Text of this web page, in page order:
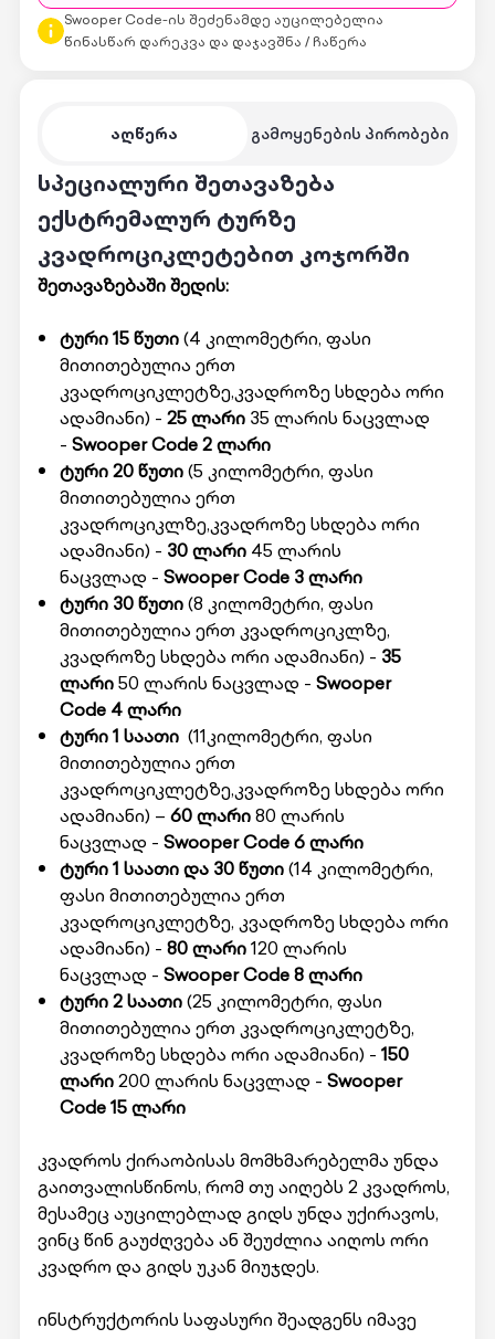
აღწერა გამოყენების პირობები
სპეციალური შეთავაზება
ექსტრემალურ ტურზე
კვადროციკლეტებით კოჯორში
შეთავაზებაში შედის:
ტური 15წუთი(4 კილომეტრი, ფასი
მითითებულია ერთ
კვადროციკლეტზე,კვადროზე სხდება ორი
ადამიანი) - 25 ლარი35 ლარის ნაცვლად
- Swooper Code 2 ლარი
ტური 20წუთი(5 კილომეტრი, ფასი
მითითებულია ერთ
კვადროციკლზე,კვადროზე სხდება ორი
ადამიანი) - 30 ლარი45 ლარის
ნაცვლად - Swooper Code 3 ლარი
ტური 30 წუთი(8 კილომეტრი, ფასი
მითითებულია ერთ კვადროციკლზე,
კვადროზე სხდება ორი ადამიანი) - 35
ლარი50 ლარის ნაცვლად - Swooper
Code 4 ლარი
ტური 1 საათი(11კილომეტრი, ფასი
მითითებულია ერთ
კვადროციკლეტზე,კვადროზე სხდება ორი
ადამიანი) – 60 ლარი80 ლარის
ნაცვლად - Swooper Code 6 ლარი
ტური 1 საათი და 30 წუთი(14 კილომეტრი,
ფასი მითითებულია ერთ
კვადროციკლეტზე, კვადროზე სხდება ორი
ადამიანი) - 80 ლარი120 ლარის
ნაცვლად - Swooper Code 8 ლარი
ტური 2 საათი(25 კილომეტრი, ფასი
მითითებულია ერთ კვადროციკლეტზე,
კვადროზე სხდება ორი ადამიანი) - 150
ლარი200 ლარის ნაცვლად - Swooper
Code15 ლარი
კვადროს ქირაობისას მომხმარებელმა უნდა
გაითვალისწინოს, რომ თუ აიღებს 2 კვადროს,
მესამეც აუცილებლად გიდს უნდა უქირავოს,
ვინც წინ გაუძღვება ან შეუძლია აიღოს ორი
კვადრო და გიდს უკან მიუჯდეს.
ინსტრუქტორის საფასური შეადგენს იმავე
Swooper Code-ის შეძენამდე აუცილებელია
წინასწარ დარეკვა და დაჯავშნა / ჩაწერა